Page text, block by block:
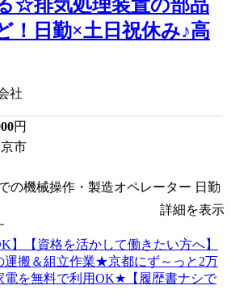
☆排気処理装置の部品
！日勤×土日祝休み♪高
社
円
市
の機械操作・製造オペレーター 日勤
詳細を表示